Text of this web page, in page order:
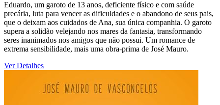
Eduardo, um garoto de 13 anos, deficiente físico e com saúde
precária, luta para vencer as dificuldades e o abandono de seus pais,
que o deixam aos cuidados de Ana, sua única companhia. O garoto
supera a solidão velejando nos mares da fantasia, transformando
seres inanimados nos amigos que não possui. Um romance de
extrema sensibilidade, mais uma obra-prima de José Mauro.
Ver Detalhes